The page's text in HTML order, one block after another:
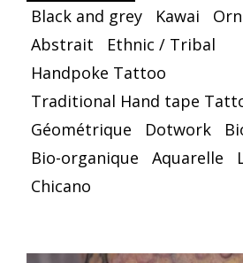
Black and grey
Kawai
Abstrait
Ethnic / Tribal
Handpoke Tattoo
Traditional Hand tape
Géométrique
Dotwork
Bio-organique
Aquarelle
Chicano